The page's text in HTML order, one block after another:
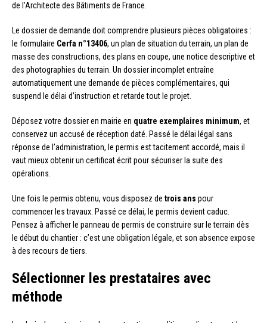
de l’Architecte des Bâtiments de France.
Le dossier de demande doit comprendre plusieurs pièces obligatoires :
le formulaire Cerfa n°13406, un plan de situation du terrain, un plan de
masse des constructions, des plans en coupe, une notice descriptive et
des photographies du terrain. Un dossier incomplet entraîne
automatiquement une demande de pièces complémentaires, qui
suspend le délai d’instruction et retarde tout le projet.
Déposez votre dossier en mairie en quatre exemplaires minimum, et
conservez un accusé de réception daté. Passé le délai légal sans
réponse de l’administration, le permis est tacitement accordé, mais il
vaut mieux obtenir un certificat écrit pour sécuriser la suite des
opérations.
Une fois le permis obtenu, vous disposez de trois ans pour
commencer les travaux. Passé ce délai, le permis devient caduc.
Pensez à afficher le panneau de permis de construire sur le terrain dès
le début du chantier : c’est une obligation légale, et son absence expose
à des recours de tiers.
Sélectionner les prestataires avec
méthode